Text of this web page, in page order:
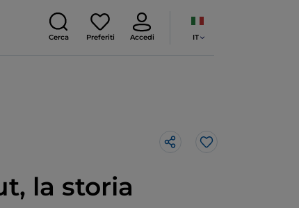
Cerca Preferiti Accedi IT
la storia
Like